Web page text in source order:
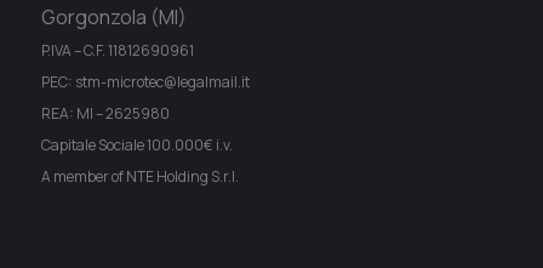
Gorgonzola (MI)
P.IVA – C.F. 11812690961
PEC: stm-microtec@legalmail.it
REA: MI – 2625980
Capitale Sociale 100.000€ i.v.
A member of NTE Holding S.r.l.